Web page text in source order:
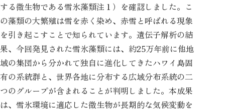
する微生物である雪氷藻類注１）を確認しました。こ
の藻類の大繁殖は雪を赤く染め、赤雪と呼ばれる現象
を引き起こすことで知られています。遺伝子解析の結
果、今回発見された雪氷藻類には、約25万年前に他地
域の集団から分かれて独自に進化してきたハワイ島固
有の系統群と、世界各地に分布する広域分布系統の二
つのグループが含まれることが判明しました。本成果
は、雪氷環境に適応した微生物が長期的な気候変動を